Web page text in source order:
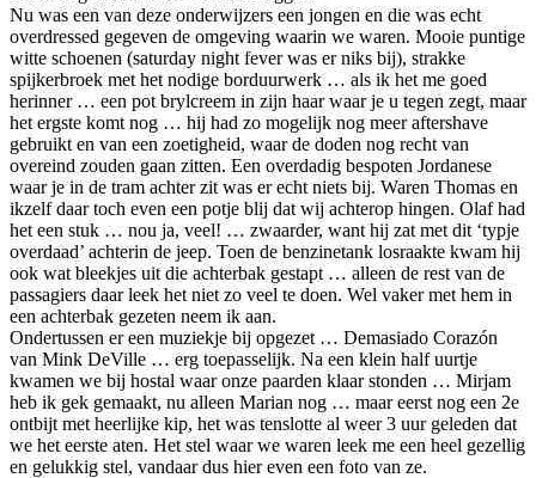
Nu was een van deze onderwijzers een jongen en die was echt
overdressed gegeven de omgeving waarin we waren. Mooie puntige
witte schoenen (saturday night fever was er niks bij), strakke
spijkerbroek met het nodige borduurwerk … als ik het me goed
herinner … een pot brylcreem in zijn haar waar je u tegen zegt, maar
het ergste komt nog … hij had zo mogelijk nog meer aftershave
gebruikt en van een zoetigheid, waar de doden nog recht van
overeind zouden gaan zitten. Een overdadig bespoten Jordanese
waar je in de tram achter zit was er echt niets bij. Waren Thomas en
ikzelf daar toch even een potje blij dat wij achterop hingen. Olaf had
het een stuk … nou ja, veel! … zwaarder, want hij zat met dit ‘typje
overdaad’ achterin de jeep. Toen de benzinetank losraakte kwam hij
ook wat bleekjes uit die achterbak gestapt … alleen de rest van de
passagiers daar leek het niet zo veel te doen. Wel vaker met hem in
een achterbak gezeten neem ik aan.
Ondertussen er een muziekje bij opgezet … Demasiado Corazón
van Mink DeVille … erg toepasselijk. Na een klein half uurtje
kwamen we bij hostal waar onze paarden klaar stonden … Mirjam
heb ik gek gemaakt, nu alleen Marian nog … maar eerst nog een 2e
ontbijt met heerlijke kip, het was tenslotte al weer 3 uur geleden dat
we het eerste aten. Het stel waar we waren leek me een heel gezellig
en gelukkig stel, vandaar dus hier even een foto van ze.